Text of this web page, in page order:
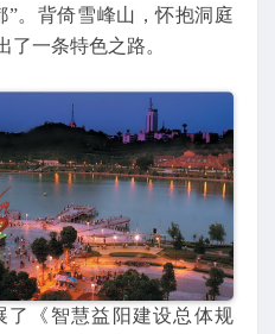
”。背倚雪峰山，怀抱洞庭
了一条特色之路。
了《智慧益阳建设总体规